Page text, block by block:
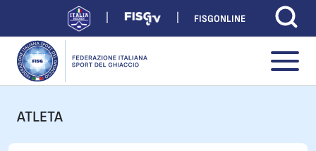
FISGONLINE
ATLETA